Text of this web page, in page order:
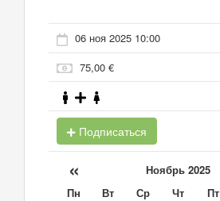
06 ноя 2025 10:00
75,00 €
Подписаться
« Ноябрь 2025
Пн Вт Ср Чт Пт